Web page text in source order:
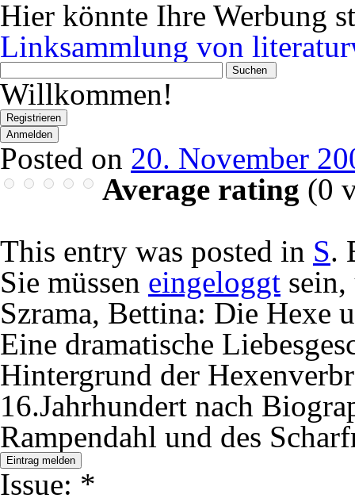
Hier könnte Ihre Werbung
Linksammlung von
Wonach
suchen
Sie?
Willkommen!
Registrieren
Anmelden
Posted on 20. November
Average rating (0
This entry was posted in S.
Sie müssen eingeloggt
Szrama, Bettina: Die Hexe
Eine dramatische
Hintergrund der
16.Jahrhundert nach
Rampendahl und des
Eintrag melden
Issue: *